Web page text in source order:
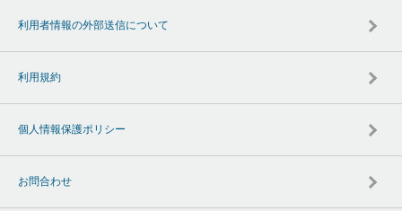
利用者情報の外部送信について
利用規約
個人情報保護ポリシー
お問合わせ